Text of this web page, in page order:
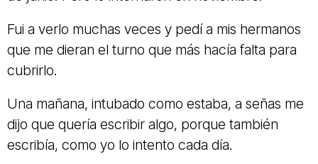
Fui a verlo muchas veces y pedí a mis hermanos
que me dieran el turno que más hacía falta para
cubrirlo.
Una mañana, intubado como estaba, a señas me
dijo que quería escribir algo, porque también
escribía, como yo lo intento cada día.